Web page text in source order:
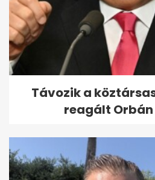
Kínai kutatók
mutatják
geológiai...
Távozik a
reagált Orbán